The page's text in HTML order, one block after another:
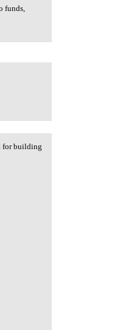
funds,
for building